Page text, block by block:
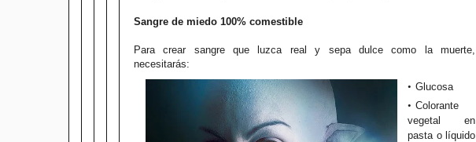
Sangre de miedo 100% comestible
Para crear sangre que luzca real y sepa dulce como la muerte,
necesitarás:
Glucosa
Colorante
vegetal en
pasta o líquido